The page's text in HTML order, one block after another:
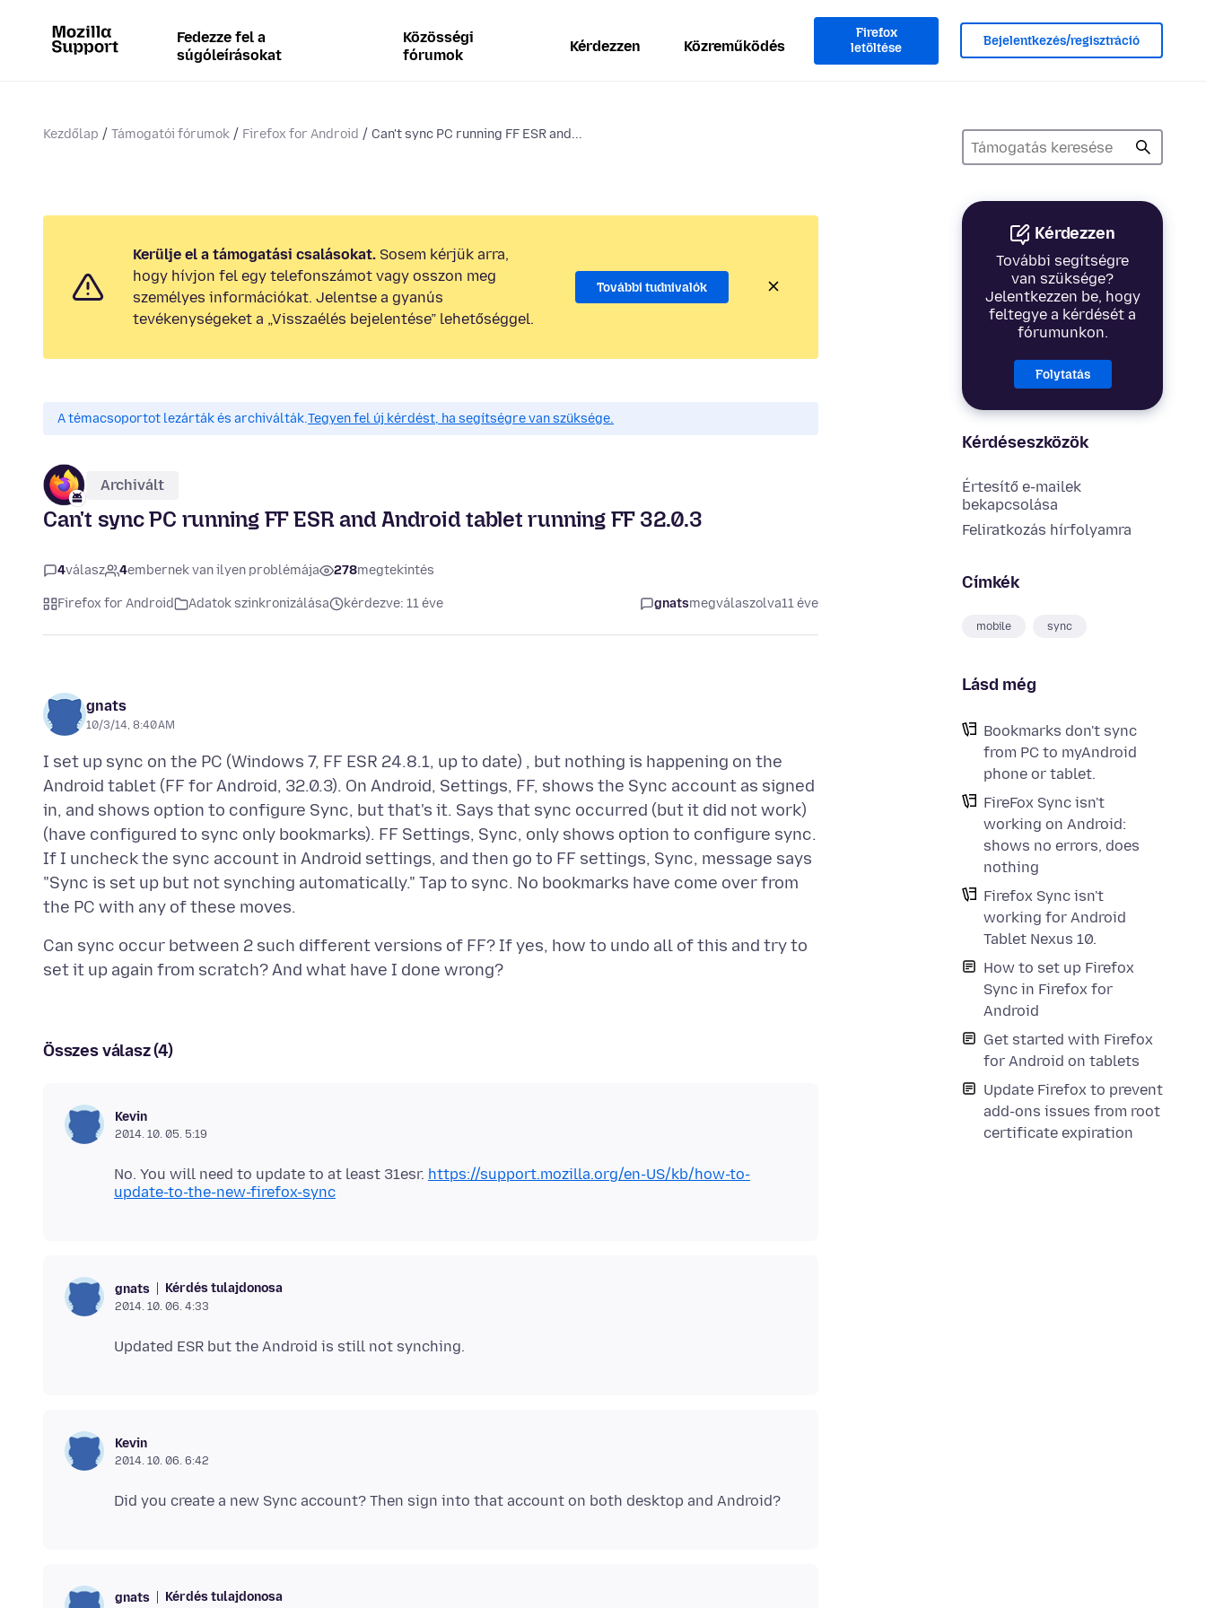
Fedezze fel a
súgóleírásokat
Közösségi
fórumok
Kérdezzen Közreműködés
Firefox
letöltése
Bejelentkezés/regisztráció
Kezdőlap Támogatói fórumok Firefox for Android Can't sync PC running FF ESR and...
Kérdezzen
További segítségre
van szüksége?
Jelentkezzen be, hogy
feltegye a kérdését a
fórumunkon.
Folytatás
Kérdéseszközök
Értesítő e-mailek
bekapcsolása
Feliratkozás hírfolyamra
Címkék
mobile sync
Lásd még
Bookmarks don't sync
from PC to myAndroid
phone or tablet.
FireFox Sync isn't
working on Android:
shows no errors, does
nothing
Firefox Sync isn't
working for Android
Tablet Nexus 10.
How to set up Firefox
Sync in Firefox for
Android
Get started with Firefox
for Android on tablets
Update Firefox to prevent
add-ons issues from root
certificate expiration
Kerülje el a támogatási csalásokat. Sosem kérjük arra,
hogy hívjon fel egy telefonszámot vagy osszon meg
személyes információkat. Jelentse a gyanús
tevékenységeket a „Visszaélés bejelentése” lehetőséggel.
További tudnivalók
A témacsoportot lezárták és archiválták.Tegyen fel új kérdést, ha segítségre van szüksége.
Archivált
Can't sync PC running FF ESR and Android tablet running FF 32.0.3
4válasz 4embernek van ilyen problémája 278megtekintés
Firefox for Android Adatok szinkronizálása kérdezve: 11 éve gnatsmegválaszolva11 éve
gnats
10/3/14, 8:40 AM
I set up sync on the PC (Windows 7, FF ESR 24.8.1, up to date) , but nothing is happening on the
Android tablet (FF for Android, 32.0.3). On Android, Settings, FF, shows the Sync account as signed
in, and shows option to configure Sync, but that's it. Says that sync occurred (but it did not work)
(have configured to sync only bookmarks). FF Settings, Sync, only shows option to configure sync.
If I uncheck the sync account in Android settings, and then go to FF settings, Sync, message says
"Sync is set up but not synching automatically." Tap to sync. No bookmarks have come over from
Can sync occur between 2 such different versions of FF? If yes, how to undo all of this and try to
Összes válasz (4)
Kevin
2014. 10. 05. 5:19
No. You will need to update to at least 31esr. https://support.mozilla.org/en-US/kb/how-to-
update-to-the-new-firefox-sync
gnats Kérdés tulajdonosa
2014. 10. 06. 4:33
Kevin
2014. 10. 06. 6:42
gnats Kérdés tulajdonosa